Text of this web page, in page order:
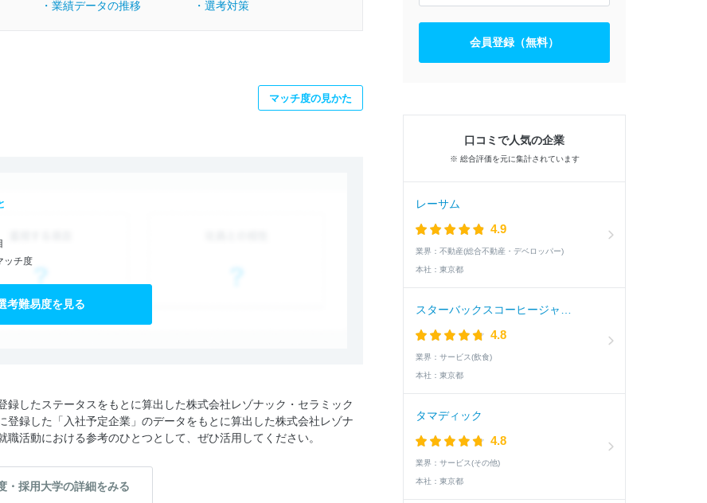
・業績データの推移 ・選考対策
マッチ度の見かた
ッチ度
考難易度を見る
したステータスをもとに算出した株式会社レゾナック・セラミック
録した「入社予定企業」のデータをもとに算出した株式会社レゾナ
活動における参考のひとつとして、ぜひ活用してください。
・採用大学の詳細をみる
会員登録（無料）
口コミで人気の企業
※ 総合評価を元に集計されています
レーサム
4.9
業界： 不動産(総合不動産・デベロッパー)
本社： 東京都
4.8
業界： サービス(飲食)
本社： 東京都
タマディック
4.8
業界： サービス(その他)
本社： 東京都